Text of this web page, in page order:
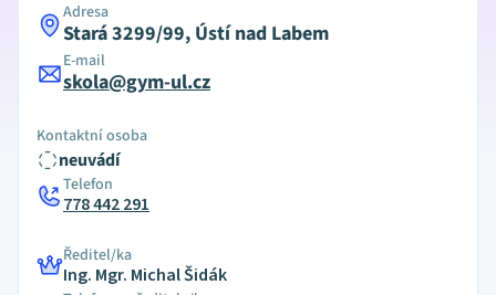
Adresa
Stará 3299/99, Ústí nad Labem
E-mail
skola@gym-ul.cz
Kontaktní osoba
neuvádí
Telefon
778 442 291
Ředitel/ka
Ing. Mgr. Michal Šidák